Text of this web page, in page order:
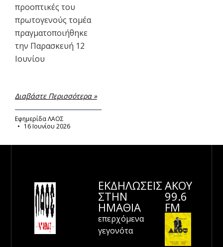
προοπτικές του
πρωτογενούς τομέα
πραγματοποιήθηκε
την Παρασκευή 12
Ιουνίου
Διαβάστε Περισσότερα »
Εφημερίδα ΛΑΟΣ
16 Ιουνίου 2026
ΕΚΔΗΛΩΣΕΙΣ
ΣΤΗΝ
ΗΜΑΘΊΑ
επερχόμενα
γεγονότα
ΑΚΟΥ
99.6
FM